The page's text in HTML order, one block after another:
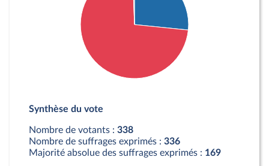
Contre : 246 députés
Synthèse du vote
Nombre de votants : 338
Nombre de suffrages exprimés : 336
Majorité absolue des suffrages exprimés : 169